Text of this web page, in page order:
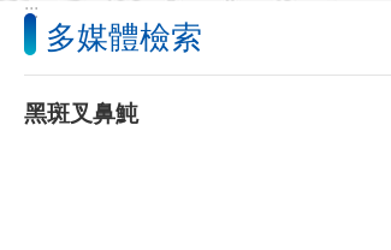
:::
多媒體檢索
黑斑叉鼻魨